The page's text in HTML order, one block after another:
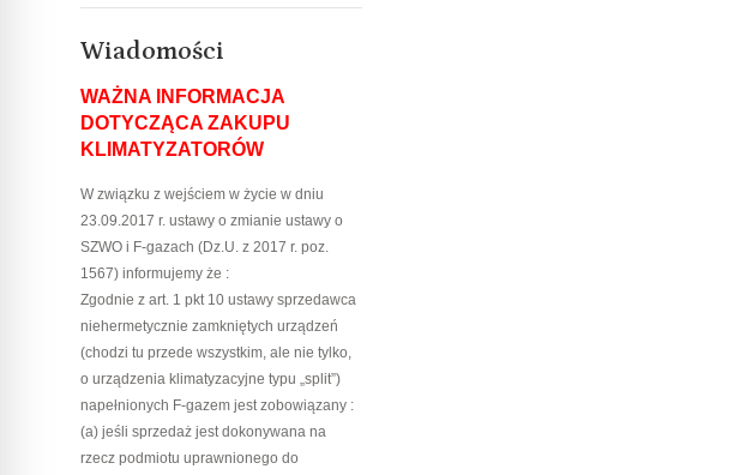
Wiadomości
WAŻNA INFORMACJA
DOTYCZĄCA ZAKUPU
KLIMATYZATORÓW
W związku z wejściem w życie w dniu
23.09.2017 r. ustawy o zmianie ustawy o
SZWO i F-gazach (Dz.U. z 2017 r. poz.
1567) informujemy że :
Zgodnie z art. 1 pkt 10 ustawy sprzedawca
niehermetycznie zamkniętych urządzeń
(chodzi tu przede wszystkim, ale nie tylko,
o urządzenia klimatyzacyjne typu „split”)
napełnionych F-gazem jest zobowiązany :
(a) jeśli sprzedaż jest dokonywana na
rzecz podmiotu uprawnionego do